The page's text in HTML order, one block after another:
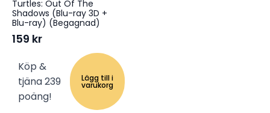
Turtles: Out Of The
Shadows (Blu-ray 3D +
Blu-ray) (Begagnad)
159 kr
Köp &
tjäna 239
poäng!
Lägg till i
varukorg